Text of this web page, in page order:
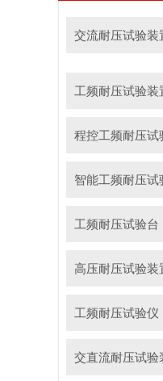
交流耐压试验装
工频耐压试验装
程控工频耐压试
智能工频耐压试
工频耐压试验台
高压耐压试验装
工频耐压试验仪
交直流耐压试验